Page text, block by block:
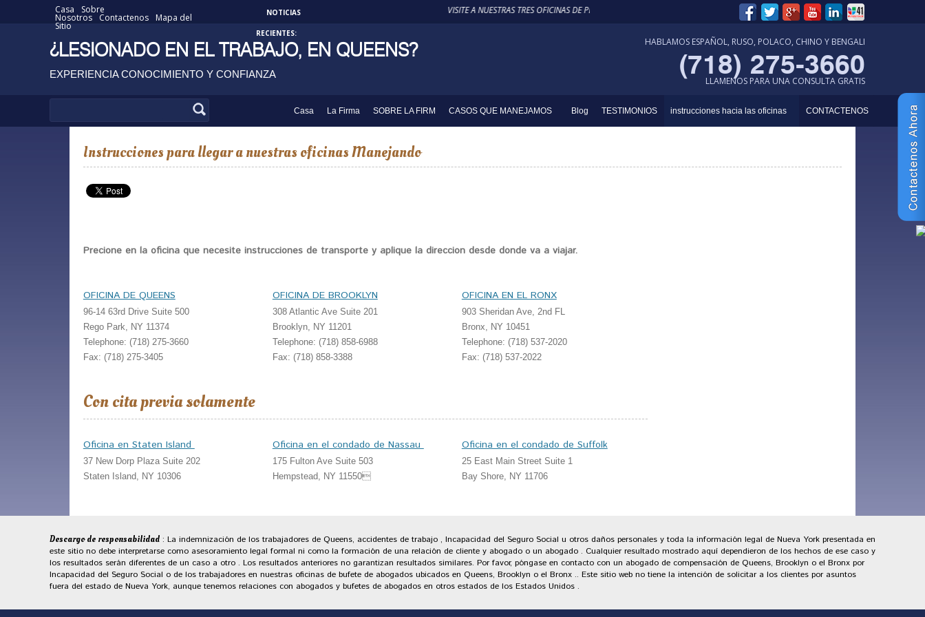
Casa Sobre
Nosotros Contactenos Mapa del
Sitio
NOTICIAS
RECIENTES:
VISITE A NUESTRAS TRES OFICINAS DE PERSONAL COMPLETO EN QUEENS, BROOKLYN Y EL BRONX.
¿LESIONADO EN EL TRABAJO, EN QUEENS?
EXPERIENCIA CONOCIMIENTO Y CONFIANZA
HABLAMOS ESPAÑOL, RUSO, POLACO, CHINO Y BENGALI
(718) 275-3660
LLAMENOS PARA UNA CONSULTA GRATIS
Casa La Firma SOBRE LA FIRM CASOS QUE MANEJAMOS Blog TESTIMONIOS instrucciones hacia las oficinas CONTACTENOS
Instrucciones para llegar a nuestras oficinas Manejando
Precione en la oficina que necesite instrucciones de transporte y aplique la direccion desde donde va a viajar.
OFICINA DE QUEENS
96-14 63rd Drive Suite 500
Rego Park, NY 11374
Telephone: (718) 275-3660
Fax: (718) 275-3405
OFICINA DE BROOKLYN
308 Atlantic Ave Suite 201
Brooklyn, NY 11201
Telephone: (718) 858-6988
Fax: (718) 858-3388
OFICINA EN EL RONX
903 Sheridan Ave, 2nd FL
Bronx, NY 10451
Telephone: (718) 537-2020
Fax: (718) 537-2022
Con cita previa solamente
Oficina en Staten Island
37 New Dorp Plaza Suite 202
Staten Island, NY 10306
Oficina en el condado de Nassau
175 Fulton Ave Suite 503
Hempstead, NY 11550
Oficina en el condado de Suffolk
25 East Main Street Suite 1
Bay Shore, NY 11706
Descargo de responsabilidad : La indemnización de los trabajadores de Queens, accidentes de trabajo , Incapacidad del Seguro Social u otros daños personales y toda la información legal de Nueva York presentada en
este sitio no debe interpretarse como asesoramiento legal formal ni como la formación de una relación de cliente y abogado o un abogado . Cualquier resultado mostrado aquí dependieron de los hechos de ese caso y
los resultados serán diferentes de un caso a otro . Los resultados anteriores no garantizan resultados similares. Por favor, póngase en contacto con un abogado de compensación de Queens, Brooklyn o el Bronx por
Incapacidad del Seguro Social o de los trabajadores en nuestras oficinas de bufete de abogados ubicados en Queens, Brooklyn o el Bronx .. Este sitio web no tiene la intención de solicitar a los clientes por asuntos
fuera del estado de Nueva York, aunque tenemos relaciones con abogados y bufetes de abogados en otros estados de los Estados Unidos .